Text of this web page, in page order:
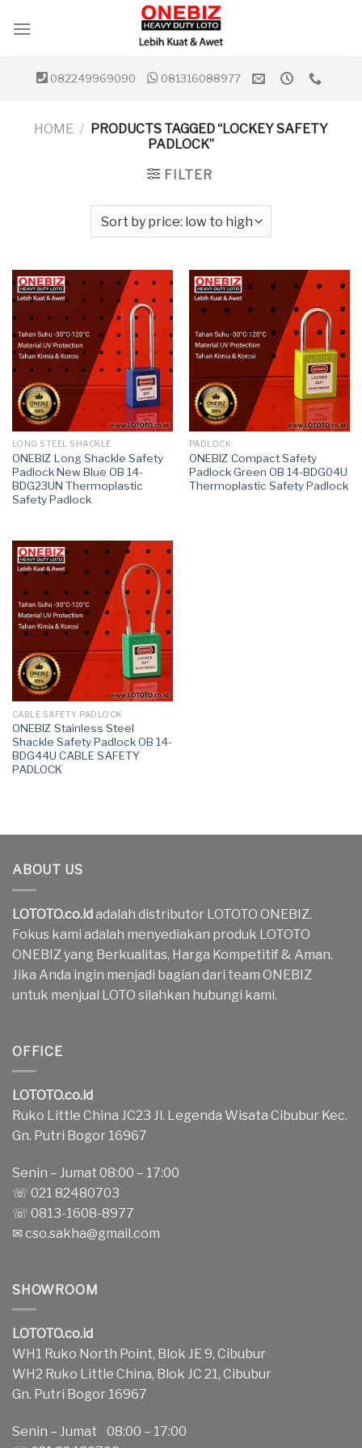
082249969090 081316088977
HOME / PRODUCTS TAGGED “LOCKEY SAFETY
PADLOCK”
FILTER
LONG STEEL SHACKLE
ONEBIZ Long Shackle Safety
Padlock New Blue OB 14-
BDG23UN Thermoplastic
Safety Padlock
PADLOCK
ONEBIZ Compact Safety
Padlock Green OB 14-BDG04U
Thermoplastic Safety Padlock
CABLE SAFETY PADLOCK
ONEBIZ Stainless Steel
Shackle Safety Padlock OB 14-
BDG44U CABLE SAFETY
PADLOCK
ABOUT US
LOTOTO.co.idadalah distributor LOTOTO ONEBIZ.
Fokus kami adalah menyediakan produk LOTOTO
ONEBIZ yang Berkualitas, Harga Kompetitif & Aman.
Jika Anda ingin menjadi bagian dari team ONEBIZ
untuk menjual LOTO silahkan hubungi kami.
OFFICE
LOTOTO.co.id
Ruko Little China JC23 Jl. Legenda Wisata Cibubur Kec.
Gn. Putri Bogor 16967
Senin – Jumat 08:00 – 17:00
☏ 021 82480703
☏ 0813-1608-8977
✉cso.sakha@gmail.com
SHOWROOM
LOTOTO.co.id
WH1 Ruko North Point, Blok JE 9, Cibubur
WH2 Ruko Little China, Blok JC 21, Cibubur
Gn. Putri Bogor 16967
Senin – Jumat 08:00 – 17:00